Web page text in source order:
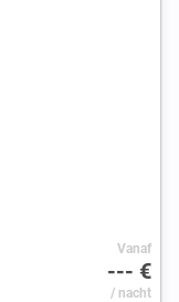
Vanaf
--- €
/ nacht